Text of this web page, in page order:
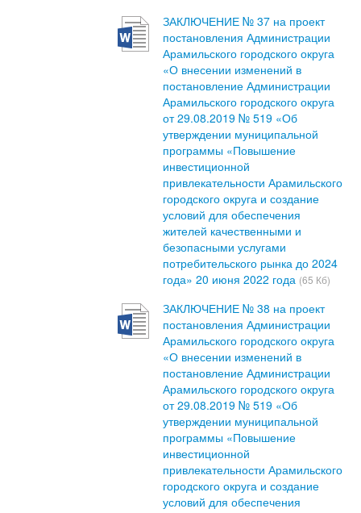
ЗАКЛЮЧЕНИЕ № 37 на проект
постановления Администрации
Арамильского городского округа
«О внесении изменений в
постановление Администрации
Арамильского городского округа
от 29.08.2019 № 519 «Об
утверждении муниципальной
программы «Повышение
инвестиционной
привлекательности Арамильского
городского округа и создание
условий для обеспечения
жителей качественными и
безопасными услугами
потребительского рынка до 2024
года» 20 июня 2022 года (65 Кб)
ЗАКЛЮЧЕНИЕ № 38 на проект
постановления Администрации
Арамильского городского округа
«О внесении изменений в
постановление Администрации
Арамильского городского округа
от 29.08.2019 № 519 «Об
утверждении муниципальной
программы «Повышение
инвестиционной
привлекательности Арамильского
городского округа и создание
условий для обеспечения